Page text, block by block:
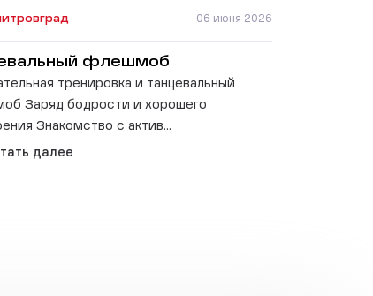
06 июня 2026
флешмоб
тренировка и танцевальный
Заряд бодрости и хорошего
Знакомство с актив...
далее